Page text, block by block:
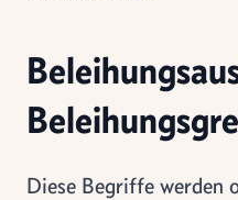
Diese Begriffe werden